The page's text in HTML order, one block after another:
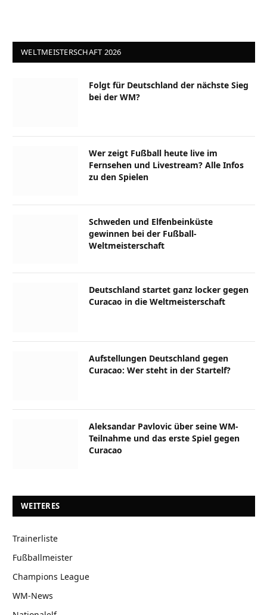
WELTMEISTERSCHAFT 2026
Folgt für Deutschland der nächste Sieg
bei der WM?
Wer zeigt Fußball heute live im
Fernsehen und Livestream? Alle Infos
zu den Spielen
Schweden und Elfenbeinküste
gewinnen bei der Fußball-
Weltmeisterschaft
Deutschland startet ganz locker gegen
Curacao in die Weltmeisterschaft
Aufstellungen Deutschland gegen
Curacao: Wer steht in der Startelf?
Aleksandar Pavlovic über seine WM-
Teilnahme und das erste Spiel gegen
Curacao
WEITERES
Trainerliste
Fußballmeister
Champions League
WM-News